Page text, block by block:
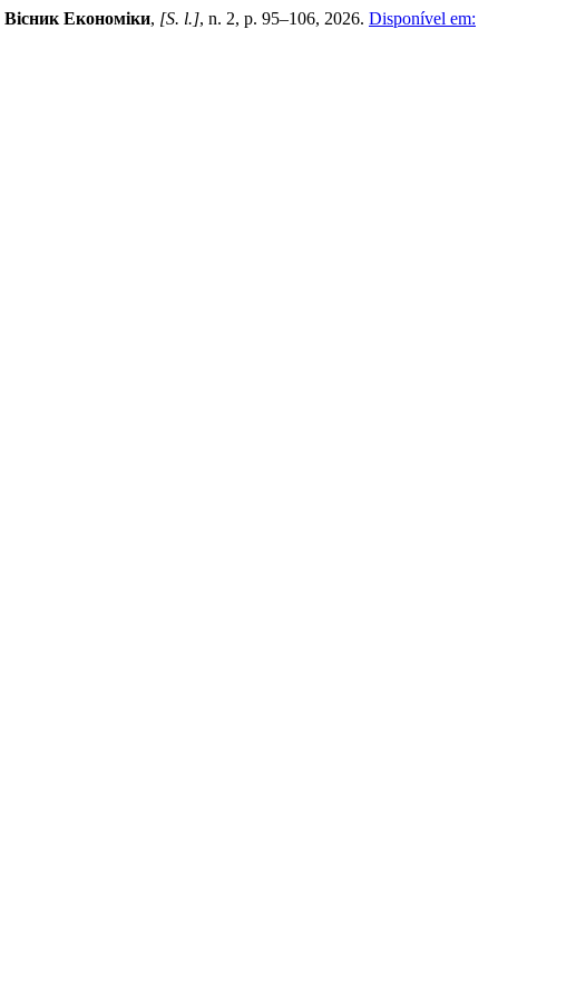
Вісник Економіки, [S. l.], n. 2, p. 95–106, 2026. Disponível em: